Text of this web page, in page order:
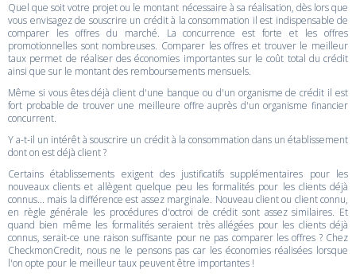
Quel que soit votre projet ou le montant nécessaire à sa réalisation, dès lors que
vous envisagez de souscrire un crédit à la consommation il est indispensable de
comparer les offres du marché. La concurrence est forte et les offres
promotionnelles sont nombreuses. Comparer les offres et trouver le meilleur
taux permet de réaliser des économies importantes sur le coût total du crédit
ainsi que sur le montant des remboursements mensuels.
Même si vous êtes déjà client d'une banque ou d'un organisme de crédit il est
fort probable de trouver une meilleure offre auprès d'un organisme financier
concurrent.
Y a-t-il un intérêt à souscrire un crédit à la consommation dans un établissement
dont on est déjà client ?
Certains établissements exigent des justificatifs supplémentaires pour les
nouveaux clients et allègent quelque peu les formalités pour les clients déjà
connus... mais la différence est assez marginale. Nouveau client ou client connu,
en règle générale les procédures d'octroi de crédit sont assez similaires. Et
quand bien même les formalités seraient très allégées pour les clients déjà
connus, serait-ce une raison suffisante pour ne pas comparer les offres ? Chez
CheckmonCredit, nous ne le pensons pas car les économies réalisées lorsque
l'on opte pour le meilleur taux peuvent être importantes !